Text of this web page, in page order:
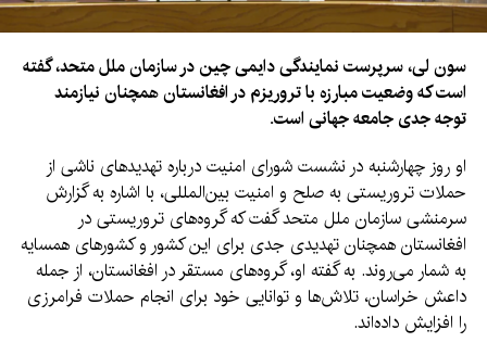
سون لی، سرپرست نمایندگی دایمی چین در سازمان ملل متحد، گفته
است که وضعیت مبارزه با تروریزم در افغانستان همچنان نیازمند
توجه جدی جامعه جهانی است.
او روز چهارشنبه در نشست شورای امنیت درباره تهدیدهای ناشی از
حملات تروریستی به صلح و امنیت بین‌المللی، با اشاره به گزارش
سرمنشی سازمان ملل متحد گفت که گروه‌های تروریستی در
افغانستان همچنان تهدیدی جدی برای این کشور و کشورهای همسایه
به شمار می‌روند. به گفته او، گروه‌های مستقر در افغانستان، از جمله
داعش خراسان، تلاش‌ها و توانایی خود برای انجام حملات فرامرزی
را افزایش داده‌اند.